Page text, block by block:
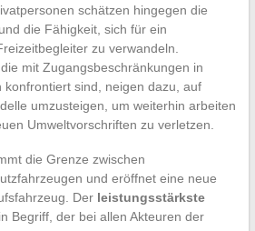
schätzen hingegen die
die Fähigkeit, sich für ein
zu verwandeln.
mit Zugangsbeschränkungen in
sind, neigen dazu, auf
umzusteigen, um weiterhin arbeiten
Umweltvorschriften zu verletzen.
die Grenze zwischen
und eröffnet eine neue
Der leistungsstärkste
Begriff, der bei allen Akteuren der